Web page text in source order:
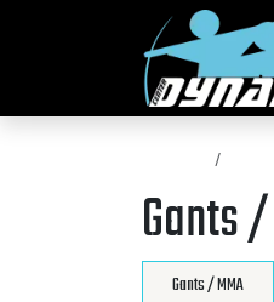
Gants
Gants / MMA